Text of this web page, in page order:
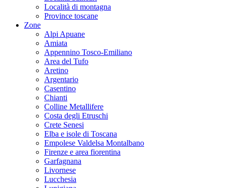
Località di montagna
Province toscane
Zone
Alpi Apuane
Amiata
Appennino Tosco-Emiliano
Area del Tufo
Aretino
Argentario
Casentino
Chianti
Colline Metallifere
Costa degli Etruschi
Crete Senesi
Elba e isole di Toscana
Empolese Valdelsa Montalbano
Firenze e area fiorentina
Garfagnana
Livornese
Lucchesia